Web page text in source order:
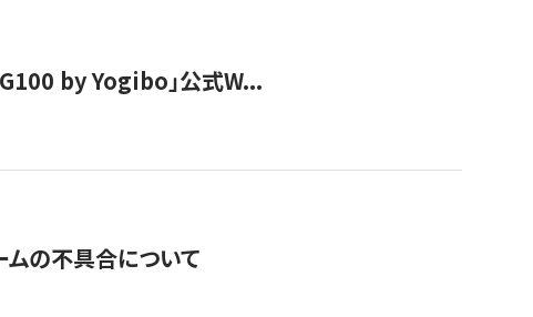
by Yogibo」公式W...
ムの不具合について